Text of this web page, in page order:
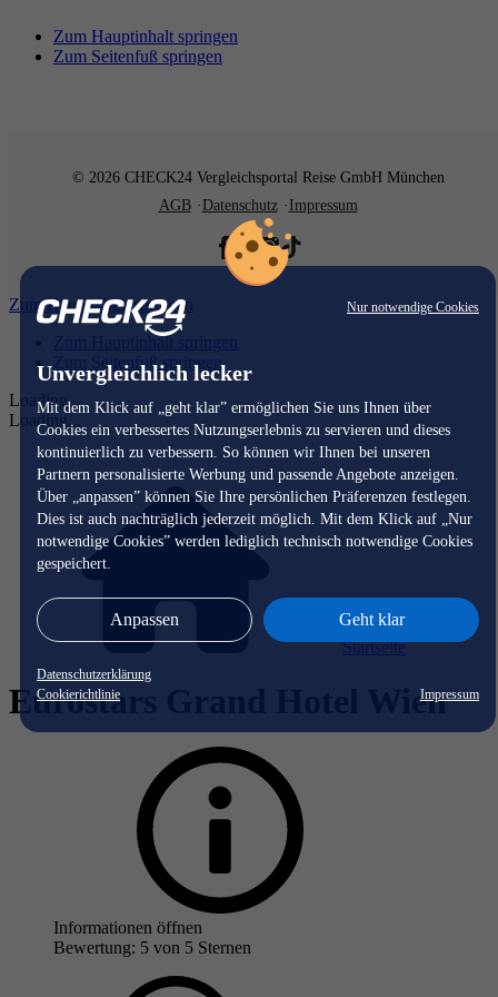
Nur notwendige Cookies
Unvergleichlich lecker
Mit dem Klick auf „geht klar” ermöglichen Sie uns Ihnen über
Cookies ein verbessertes Nutzungserlebnis zu servieren und dieses
kontinuierlich zu verbessern. So können wir Ihnen bei unseren
Partnern personalisierte Werbung und passende Angebote anzeigen.
Über „anpassen” können Sie Ihre persönlichen Präferenzen festlegen.
Dies ist auch nachträglich jederzeit möglich. Mit dem Klick auf „Nur
notwendige Cookies” werden lediglich technisch notwendige Cookies
gespeichert.
Anpassen Geht klar
Datenschutzerklärung
Cookierichtlinie
Impressum
Zum Hauptinhalt springen
Zum Seitenfuß springen
© 2026 CHECK24 Vergleichsportal Reise GmbH München
AGB
Datenschutz Impressum
Zum Hauptinhalt springen
Zum Hauptinhalt springen
Zum Seitenfuß springen
Loading...
Loading...
Startseite
Eurostars Grand Hotel Wien
Informationen öffnen
Bewertung: 5 von 5 Sternen